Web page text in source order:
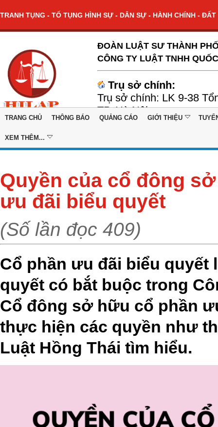
TRANH TỤNG - TỐ TỤNG HÌNH SỰ - DÂN SỰ - HÀNH CHÍNH -
ĐOÀN LUẬT SƯ THÀNH
CÔNG TY LUẬT TNHH
Trụ sở chính:
Trụ sở chính: LK 9-38
TP. Hà Nội
TRANG CHỦ THÔNG BÁO QUẢNG CÁO GIỚI THIỆU
XEM THÊM...
Quyền của cổ đông
ưu đãi biểu quyết
(Số lần đọc 409)
Cổ phần ưu đãi biểu quyết
quyết có bắt buộc trong
Cổ đông sở hữu cổ phần
thực hiện các quyền như
Luật Hồng Thái tìm hiểu.